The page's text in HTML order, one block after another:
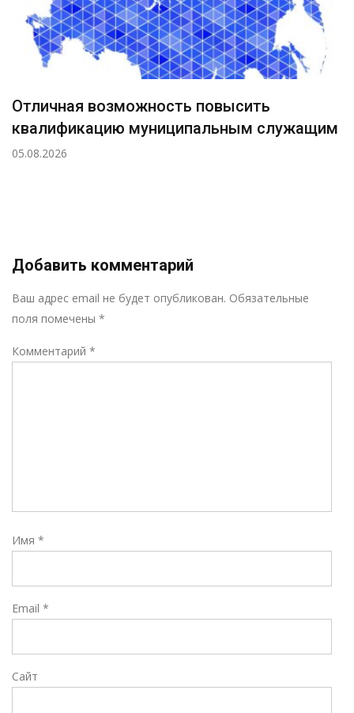
Отличная возможность повысить
квалификацию муниципальным служащим
05.08.2026
Добавить комментарий
Ваш адрес email не будет опубликован. Обязательные
поля помечены *
Комментарий *
Имя *
Email *
Сайт